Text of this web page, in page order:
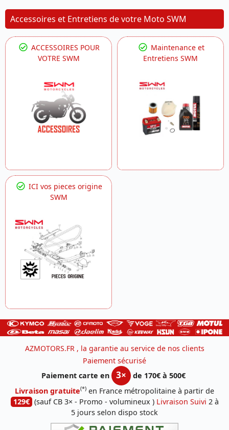
Accessoires et Entretiens de votre Moto SWM
ACCESSOIRES POUR
VOTRE SWM
Maintenance et
Entretiens SWM
ICI vos pieces origine
SWM
AZMOTORS.FR , la garantie au service de nos clients
Paiement sécurisé
Paiement carte en
3×
de 170€ à 500€
Livraison gratuite(*) en France métropolitaine à partir de
129€ (sauf CB 3× - Promo - volumineux ) Livraison Suivi 2 à
5 jours selon dispo stock